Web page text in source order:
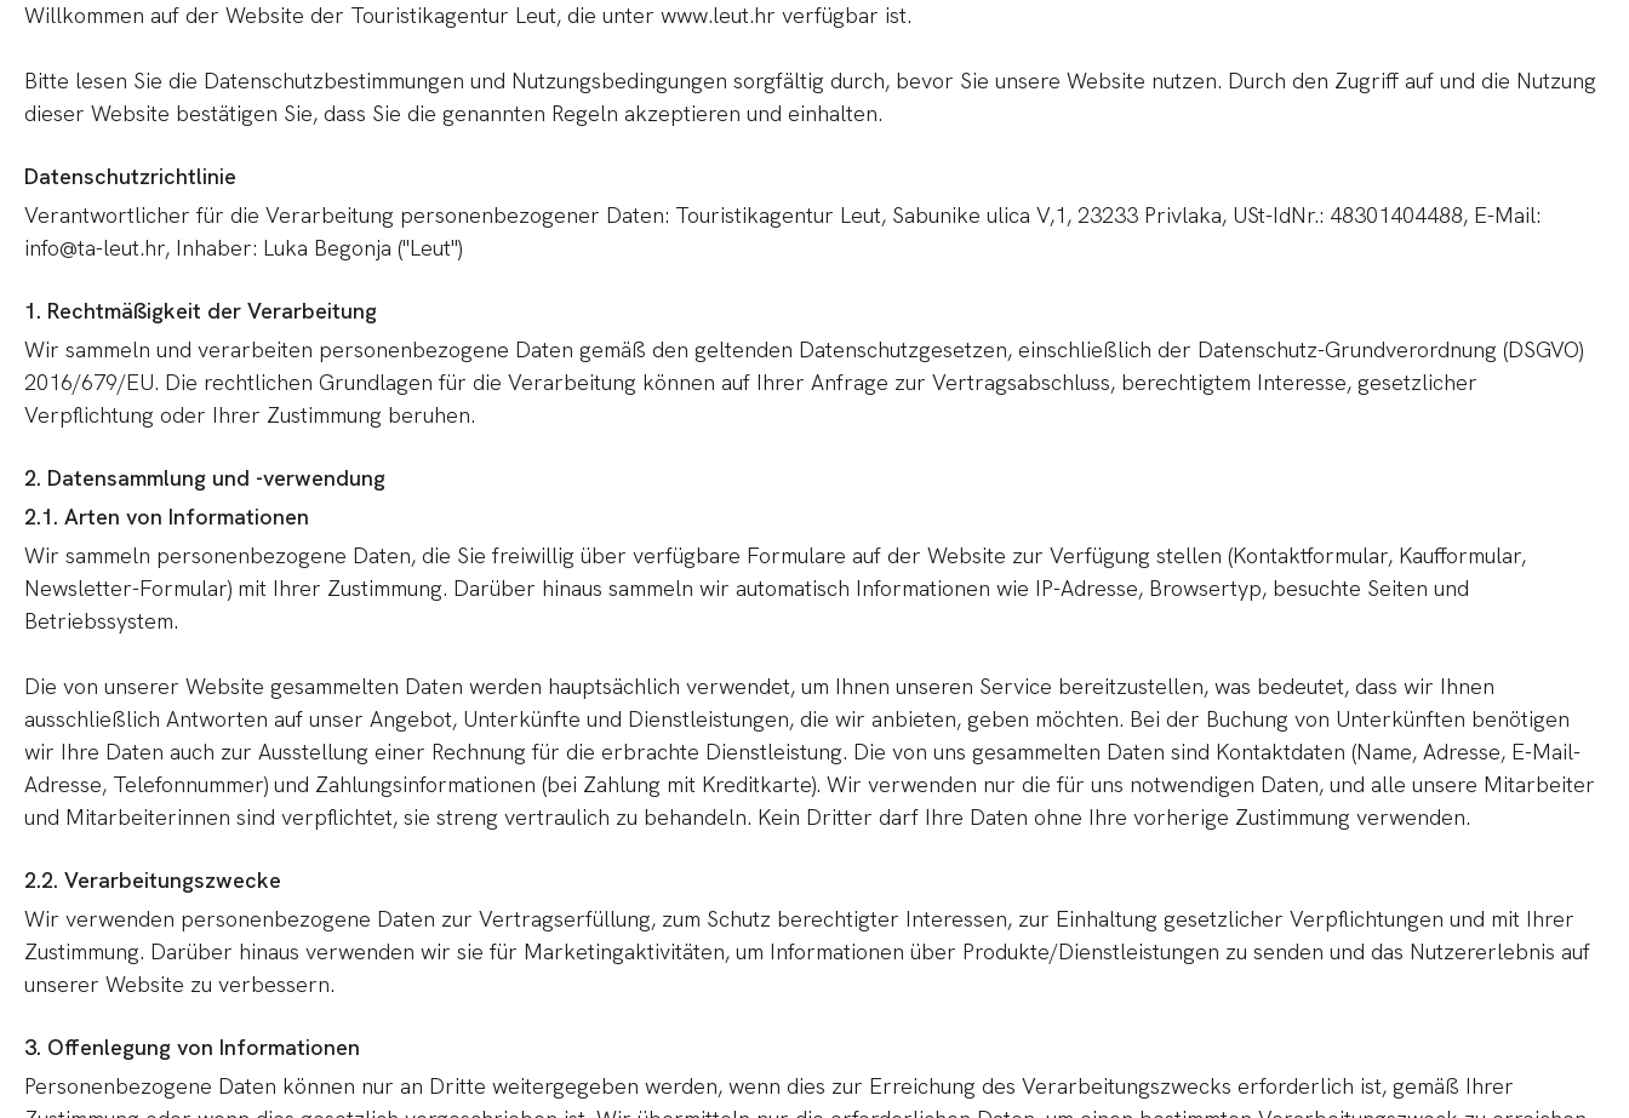
Willkommen auf der Website der Touristikagentur Leut, die unter www.leut.hr verfügbar ist.
Bitte lesen Sie die Datenschutzbestimmungen und Nutzungsbedingungen sorgfältig durch, bevor Sie unsere Website nutzen. Durch den Zugriff auf und die Nutzung
dieser Website bestätigen Sie, dass Sie die genannten Regeln akzeptieren und einhalten.
Datenschutzrichtlinie
Verantwortlicher für die Verarbeitung personenbezogener Daten: Touristikagentur Leut, Sabunike ulica V,1, 23233 Privlaka, USt-IdNr.: 48301404488, E-Mail:
info@ta-leut.hr, Inhaber: Luka Begonja ("Leut")
1. Rechtmäßigkeit der Verarbeitung
Wir sammeln und verarbeiten personenbezogene Daten gemäß den geltenden Datenschutzgesetzen, einschließlich der Datenschutz-Grundverordnung (DSGVO)
2016/679/EU. Die rechtlichen Grundlagen für die Verarbeitung können auf Ihrer Anfrage zur Vertragsabschluss, berechtigtem Interesse, gesetzlicher
Verpflichtung oder Ihrer Zustimmung beruhen.
2. Datensammlung und -verwendung
2.1. Arten von Informationen
Wir sammeln personenbezogene Daten, die Sie freiwillig über verfügbare Formulare auf der Website zur Verfügung stellen (Kontaktformular, Kaufformular,
Newsletter-Formular) mit Ihrer Zustimmung. Darüber hinaus sammeln wir automatisch Informationen wie IP-Adresse, Browsertyp, besuchte Seiten und
Betriebssystem.
Die von unserer Website gesammelten Daten werden hauptsächlich verwendet, um Ihnen unseren Service bereitzustellen, was bedeutet, dass wir Ihnen
ausschließlich Antworten auf unser Angebot, Unterkünfte und Dienstleistungen, die wir anbieten, geben möchten. Bei der Buchung von Unterkünften benötigen
wir Ihre Daten auch zur Ausstellung einer Rechnung für die erbrachte Dienstleistung. Die von uns gesammelten Daten sind Kontaktdaten (Name, Adresse, E-Mail-
Adresse, Telefonnummer) und Zahlungsinformationen (bei Zahlung mit Kreditkarte). Wir verwenden nur die für uns notwendigen Daten, und alle unsere Mitarbeiter
und Mitarbeiterinnen sind verpflichtet, sie streng vertraulich zu behandeln. Kein Dritter darf Ihre Daten ohne Ihre vorherige Zustimmung verwenden.
2.2. Verarbeitungszwecke
Wir verwenden personenbezogene Daten zur Vertragserfüllung, zum Schutz berechtigter Interessen, zur Einhaltung gesetzlicher Verpflichtungen und mit Ihrer
Zustimmung. Darüber hinaus verwenden wir sie für Marketingaktivitäten, um Informationen über Produkte/Dienstleistungen zu senden und das Nutzererlebnis auf
unserer Website zu verbessern.
3. Offenlegung von Informationen
Personenbezogene Daten können nur an Dritte weitergegeben werden, wenn dies zur Erreichung des Verarbeitungszwecks erforderlich ist, gemäß Ihrer